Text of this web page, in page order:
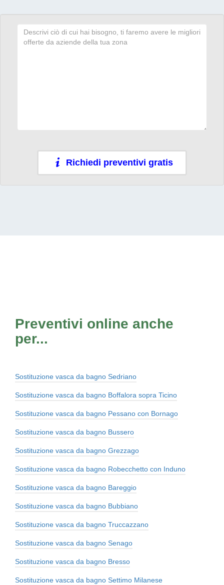
Richiedi preventivi gratis
Preventivi online anche
per...
Sostituzione vasca da bagno Sedriano
Sostituzione vasca da bagno Boffalora sopra Ticino
Sostituzione vasca da bagno Pessano con Bornago
Sostituzione vasca da bagno Bussero
Sostituzione vasca da bagno Grezzago
Sostituzione vasca da bagno Robecchetto con Induno
Sostituzione vasca da bagno Bareggio
Sostituzione vasca da bagno Bubbiano
Sostituzione vasca da bagno Truccazzano
Sostituzione vasca da bagno Senago
Sostituzione vasca da bagno Bresso
Sostituzione vasca da bagno Settimo Milanese